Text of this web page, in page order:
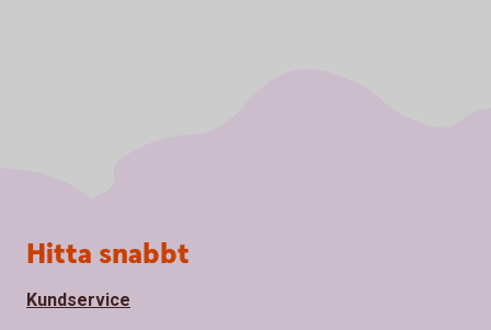
Sidfot
Hitta snabbt
Kundservice